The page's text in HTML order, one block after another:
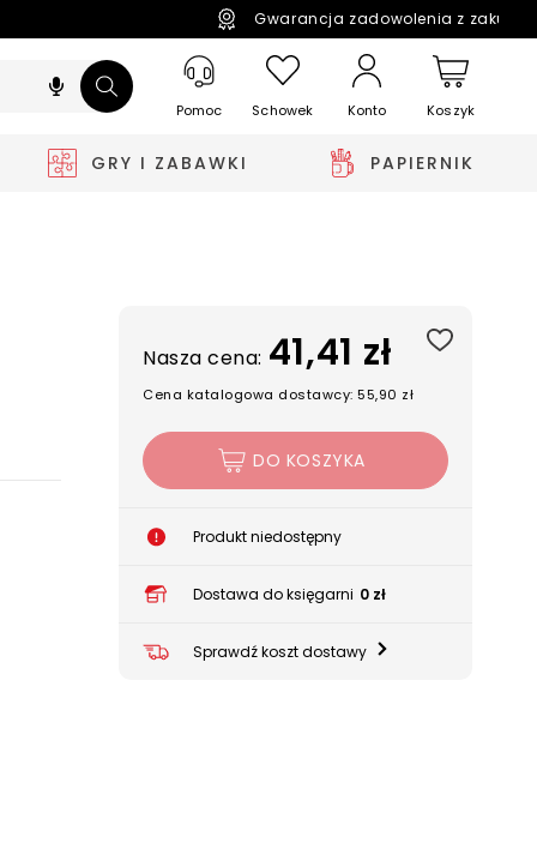
Gwarancja zadowolenia z
Pomoc Schowek Konto Koszyk
GRY I ZABAWKI PAPIERNIK
Nasza cena: 41,41 zł
Cena katalogowa dostawcy: 55,90 zł
DO KOSZYKA
Produkt niedostępny
Dostawa do księgarni 0 zł
Sprawdź koszt dostawy